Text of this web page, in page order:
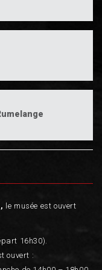
, le musée est ouvert
16h30).
ouvert :